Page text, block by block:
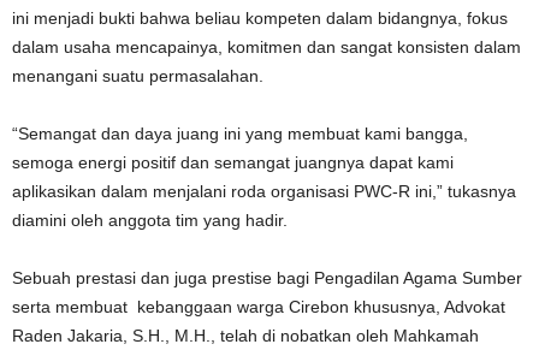
ini menjadi bukti bahwa beliau kompeten dalam bidangnya, fokus
dalam usaha mencapainya, komitmen dan sangat konsisten dalam
menangani suatu permasalahan.
“Semangat dan daya juang ini yang membuat kami bangga,
semoga energi positif dan semangat juangnya dapat kami
aplikasikan dalam menjalani roda organisasi PWC-R ini,” tukasnya
diamini oleh anggota tim yang hadir.
Sebuah prestasi dan juga prestise bagi Pengadilan Agama Sumber
serta membuat kebanggaan warga Cirebon khususnya, Advokat
Raden Jakaria, S.H., M.H., telah di nobatkan oleh Mahkamah